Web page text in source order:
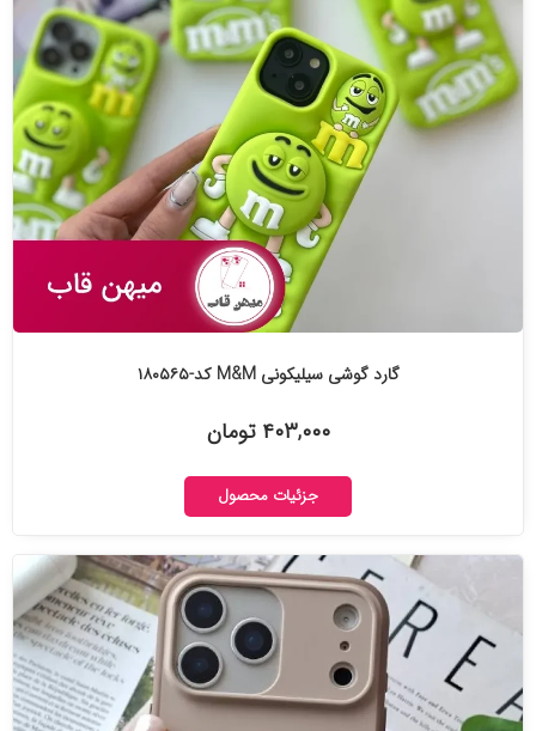
گارد گوشی سیلیکونی M&M کد-۱۸۰۵۶۵
۴۰۳,۰۰۰ تومان
جزئیات محصول